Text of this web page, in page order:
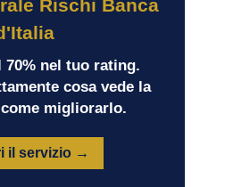
Rischi Banca
70% nel tuo rating.
cosa vede la
migliorarlo.
il servizio →